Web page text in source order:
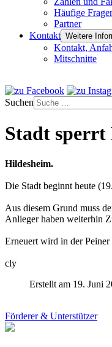
Häufige
Partner
Kontakt Weitere
Kontakt,
Mitschnitte
Suchen
Stadt sperrt
Hildesheim.
Die Stadt beginnt heute
Aus diesem Grund muss
Anlieger haben weiterhin
Erneuert wird in der Peiner
cly
Erstellt am 19. Juni
Förderer & Unterstützer